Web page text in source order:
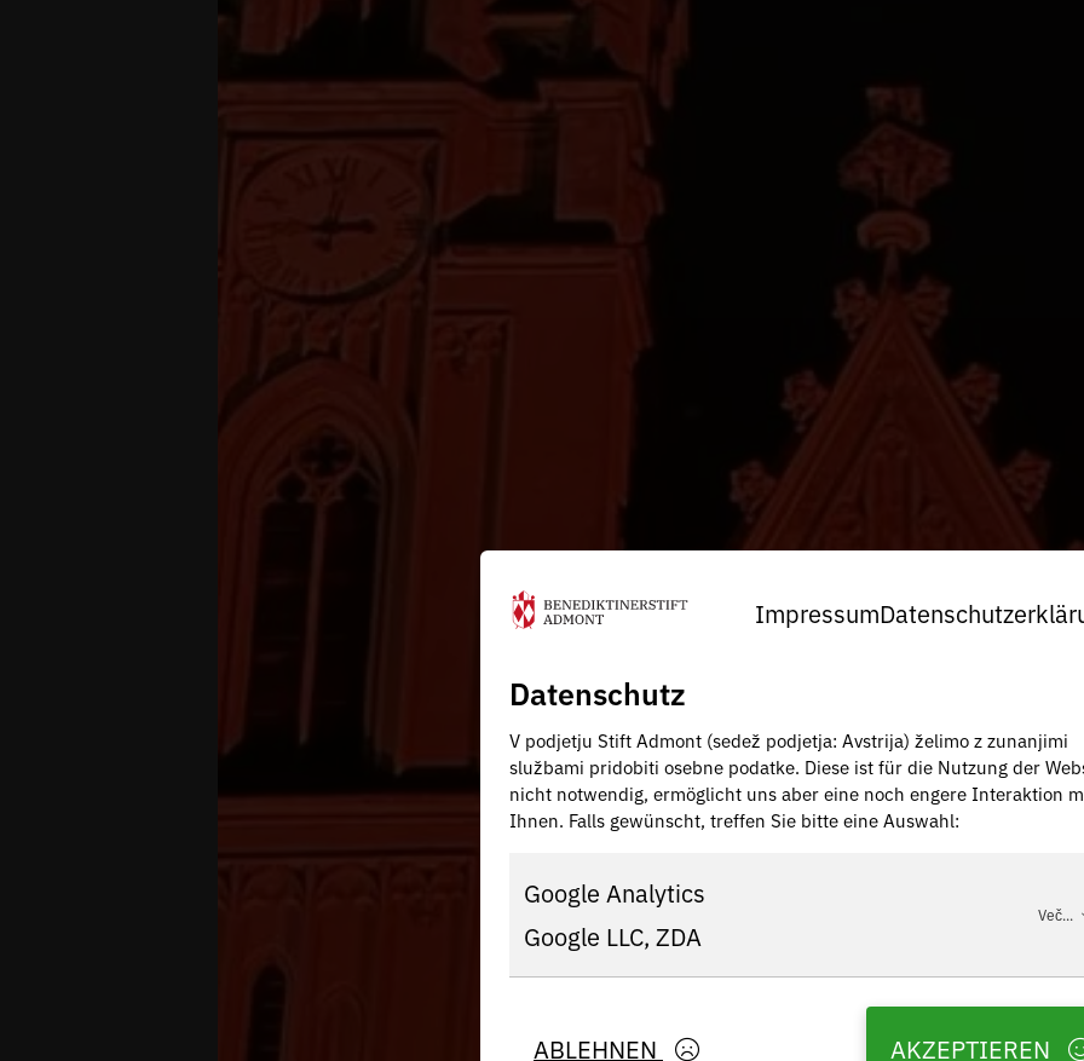
Impressum
Datenschutz
V podjetju Stift Admont (sedež podjetja: Avstrija) želimo z zunanjimi
službami pridobiti osebne podatke. Diese ist für die Nutzung der
nicht notwendig, ermöglicht uns aber eine noch engere Interaktion
Ihnen. Falls gewünscht, treffen Sie bitte eine Auswahl:
Google Analytics
Google LLC, ZDA
Več...
ABLEHNEN AKZEPTIEREN